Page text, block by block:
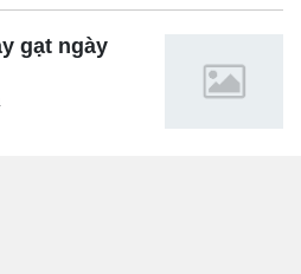
gạt ngày